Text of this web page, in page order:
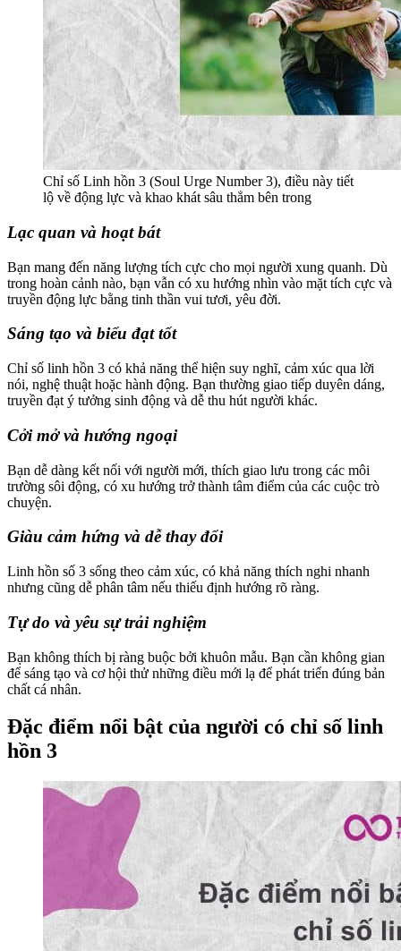
Chỉ số Linh hồn 3 (Soul Urge Number 3), điều này tiết
lộ về động lực và khao khát sâu thẳm bên trong
Lạc quan và hoạt bát
Bạn mang đến năng lượng tích cực cho mọi người xung quanh. Dù
trong hoàn cảnh nào, bạn vẫn có xu hướng nhìn vào mặt tích cực và
truyền động lực bằng tinh thần vui tươi, yêu đời.
Sáng tạo và biểu đạt tốt
Chỉ số linh hồn 3 có khả năng thể hiện suy nghĩ, cảm xúc qua lời
nói, nghệ thuật hoặc hành động. Bạn thường giao tiếp duyên dáng,
truyền đạt ý tưởng sinh động và dễ thu hút người khác.
Cởi mở và hướng ngoại
Bạn dễ dàng kết nối với người mới, thích giao lưu trong các môi
trường sôi động, có xu hướng trở thành tâm điểm của các cuộc trò
chuyện.
Giàu cảm hứng và dễ thay đổi
Linh hồn số 3 sống theo cảm xúc, có khả năng thích nghi nhanh
nhưng cũng dễ phân tâm nếu thiếu định hướng rõ ràng.
Tự do và yêu sự trải nghiệm
Bạn không thích bị ràng buộc bởi khuôn mẫu. Bạn cần không gian
để sáng tạo và cơ hội thử những điều mới lạ để phát triển đúng bản
chất cá nhân.
Đặc điểm nổi bật của người có chỉ số linh
hồn 3